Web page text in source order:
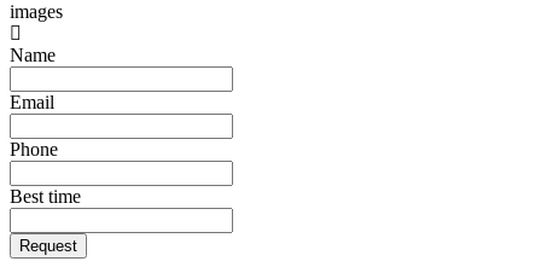
images
Name
Email
Phone
Best time
Request